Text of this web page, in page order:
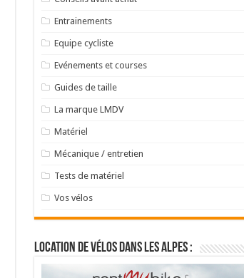
Entrainements
Equipe cycliste
Evénements et courses
Guides de taille
La marque LMDV
Matériel
Mécanique / entretien
Tests de matériel
Vos vélos
Location de vélos dans les Alpes :